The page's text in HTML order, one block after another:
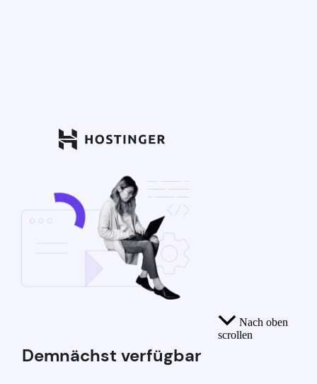
Demnächst verfügbar
Nach oben
scrollen